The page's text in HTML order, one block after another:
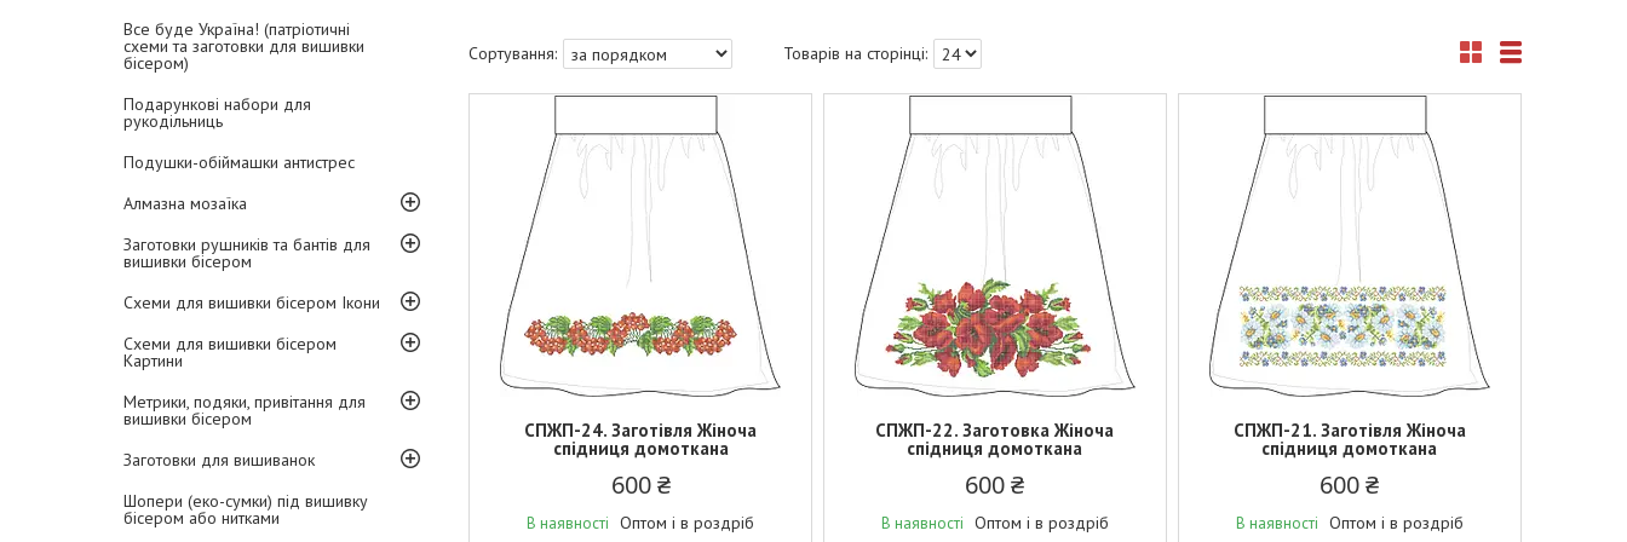
Все буде Україна! (патріотичні
схеми та заготовки для вишивки
бісером)
Подарункові набори для
рукодільниць
Подушки-обіймашки антистрес
Алмазна мозаїка
Заготовки рушників та бантів для
вишивки бісером
Схеми для вишивки бісером Ікони
Схеми для вишивки бісером
Картини
Метрики, подяки, привітання для
вишивки бісером
Заготовки для вишиванок
Шопери (еко-сумки) під вишивку
бісером або нитками
СПЖП-24. Заготівля Жіноча
спідниця домоткана
600 ₴
В наявності Оптом і в роздріб
СПЖП-22. Заготовка Жіноча
спідниця домоткана
600 ₴
В наявності Оптом і в роздріб
СПЖП-21. Заготівля Жіноча
спідниця домоткана
600 ₴
В наявності Оптом і в роздріб